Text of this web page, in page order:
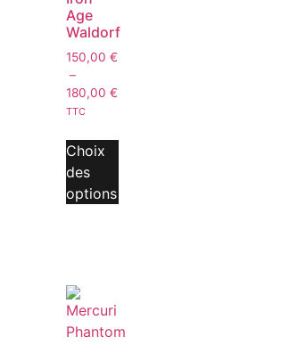
Age
Waldorf
150,00€
–
180,00€
TTC
Choix
des
options